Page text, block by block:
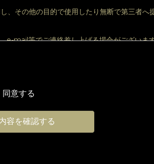
その他の目的で使用したり無断で第三者へ
mail等でご連絡差し上げる場合がございま
た個人情報に対する訂正・削除の請求があっ
同意する